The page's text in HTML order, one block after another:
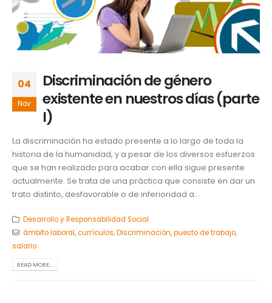
04
Nov
Discriminación de género
existente en nuestros días (parte
I)
La discriminación ha estado presente a lo largo de toda la
historia de la humanidad, y a pesar de los diversos esfuerzos
que se han realizado para acabar con ella sigue presente
actualmente. Se trata de una práctica que consiste en dar un
trato distinto, desfavorable o de inferioridad a...
Desarrollo y Responsabilidad Social
ámbito laboral,currículos,Discriminación,puesto de trabajo,
salario
READ MORE...